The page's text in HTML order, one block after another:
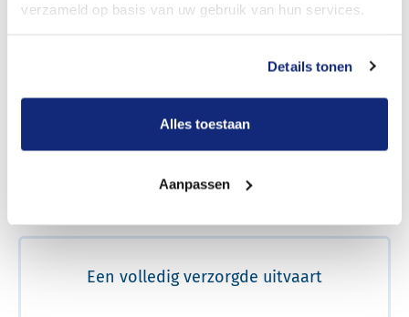
verzameld op basis van uw gebruik van hun services.
Details tonen
Alles toestaan
Aanpassen
prijs
Een volledig verzorgde uitvaart